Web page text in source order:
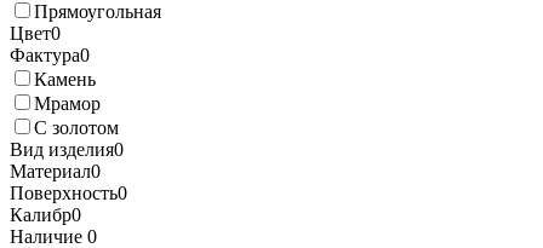
Прямоугольная
Цвет0
Фактура0
Камень
Мрамор
С золотом
Вид изделия0
Материал0
Поверхность0
Калибр0
Наличие 0